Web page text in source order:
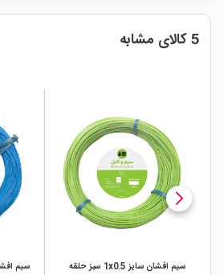
5 کالای مشابه
سیم افشان سایز 1x0.5 سبز حلقه